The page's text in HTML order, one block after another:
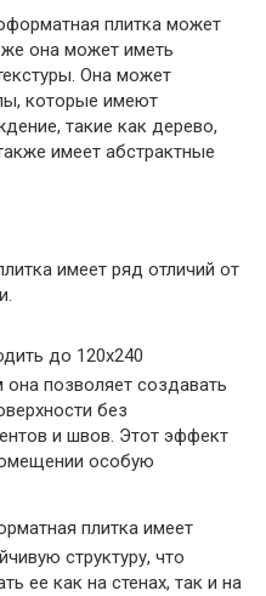
плитка может
она может иметь
Она может
которые имеют
такие как дерево,
имеет абстрактные
имеет ряд отличий от
до 120x240
она позволяет создавать
без
и швов. Этот эффект
особую
плитка имеет
структуру, что
ее как на стенах, так и на